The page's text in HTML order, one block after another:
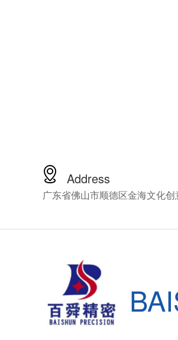
Address
广东省佛山市顺德区金海文化